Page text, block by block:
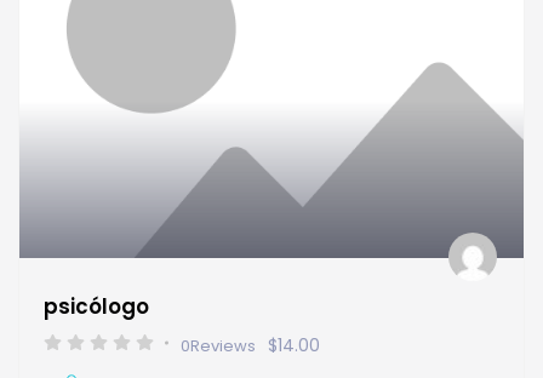
psicólogo
0Reviews $14.00